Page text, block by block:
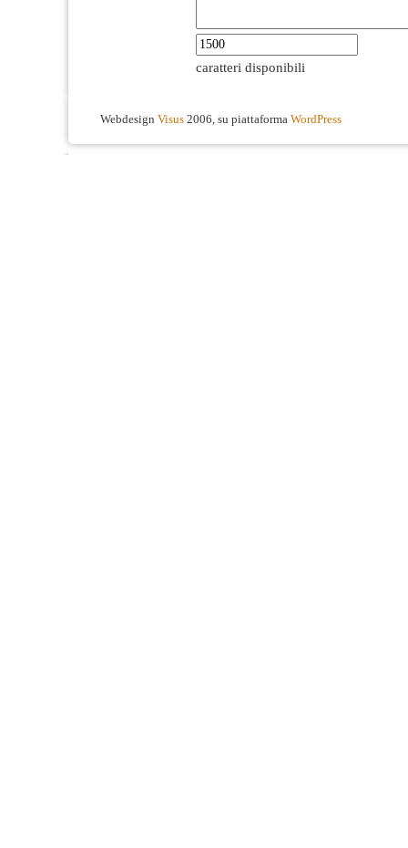
caratteri disponibili
Webdesign Visus 2006, su piattaforma WordPress